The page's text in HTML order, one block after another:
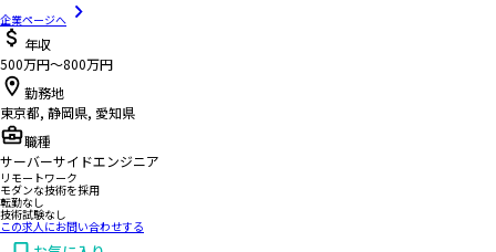
企業ページへ
年収
500万円〜800万円
勤務地
東京都, 静岡県, 愛知県
職種
サーバーサイドエンジニア
リモートワーク
モダンな技術を採用
転勤なし
技術試験なし
この求人にお問い合わせする